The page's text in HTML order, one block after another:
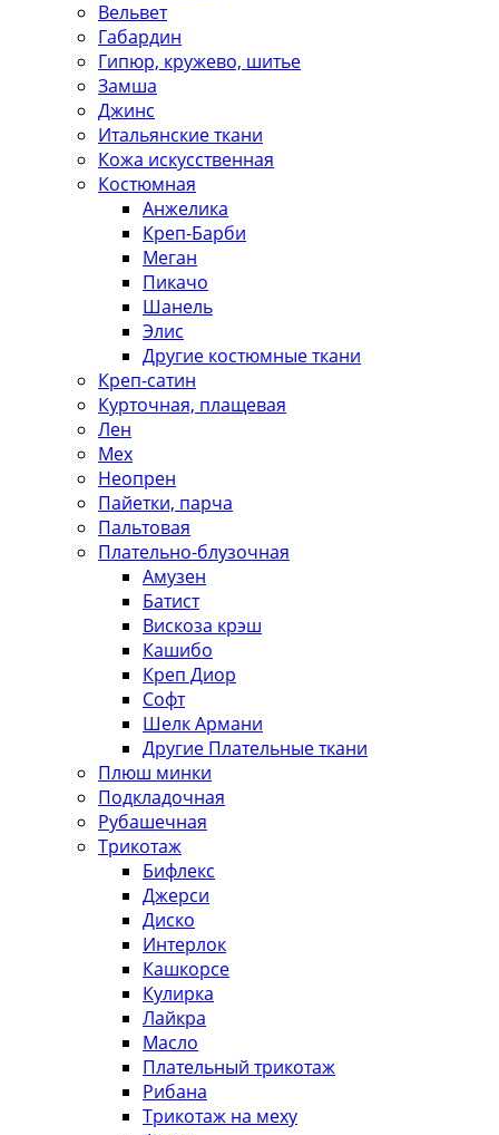
Вельвет
Габардин
Гипюр, кружево, шитье
Замша
Джинс
Итальянские ткани
Кожа искусственная
Костюмная
Анжелика
Креп-Барби
Меган
Пикачо
Шанель
Элис
Другие костюмные ткани
Креп-сатин
Курточная, плащевая
Лен
Мех
Неопрен
Пайетки, парча
Пальтовая
Плательно-блузочная
Амузен
Батист
Вискоза крэш
Кашибо
Креп Диор
Софт
Шелк Армани
Другие Плательные ткани
Плюш минки
Подкладочная
Рубашечная
Трикотаж
Бифлекс
Джерси
Диско
Интерлок
Кашкорсе
Кулирка
Лайкра
Масло
Плательный трикотаж
Рибана
Трикотаж на меху